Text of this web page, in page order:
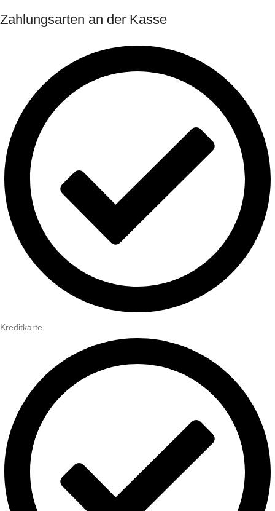
Zahlungsarten an der Kasse
Kreditkarte